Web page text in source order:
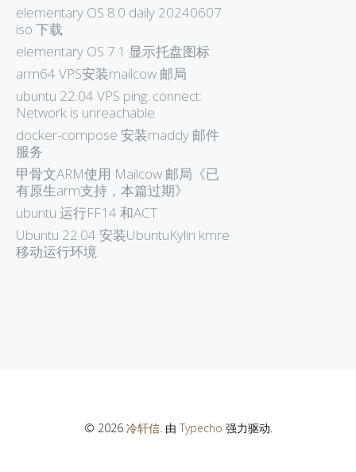
elementary OS 8.0 daily 20240607
iso 下载
elementary OS 7.1 显示托盘图标
arm64 VPS安装mailcow 邮局
ubuntu 22.04 VPS ping: connect:
Network is unreachable
docker-compose 安装maddy 邮件
服务
甲骨文ARM使用 Mailcow 邮局《已
有原生arm支持，本篇过期》
ubuntu 运行FF14 和ACT
Ubuntu 22.04 安装UbuntuKylin kmre
移动运行环境
© 2026 冷轩信. 由 Typecho 强力驱动.